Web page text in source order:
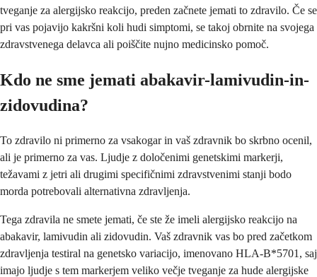
tveganje za alergijsko reakcijo, preden začnete jemati to zdravilo. Če se
pri vas pojavijo kakršni koli hudi simptomi, se takoj obrnite na svojega
zdravstvenega delavca ali poiščite nujno medicinsko pomoč.
Kdo ne sme jemati abakavir-lamivudin-in-
zidovudina?
To zdravilo ni primerno za vsakogar in vaš zdravnik bo skrbno ocenil,
ali je primerno za vas. Ljudje z določenimi genetskimi markerji,
težavami z jetri ali drugimi specifičnimi zdravstvenimi stanji bodo
morda potrebovali alternativna zdravljenja.
Tega zdravila ne smete jemati, če ste že imeli alergijsko reakcijo na
abakavir, lamivudin ali zidovudin. Vaš zdravnik vas bo pred začetkom
zdravljenja testiral na genetsko variacijo, imenovano HLA-B*5701, saj
imajo ljudje s tem markerjem veliko večje tveganje za hude alergijske